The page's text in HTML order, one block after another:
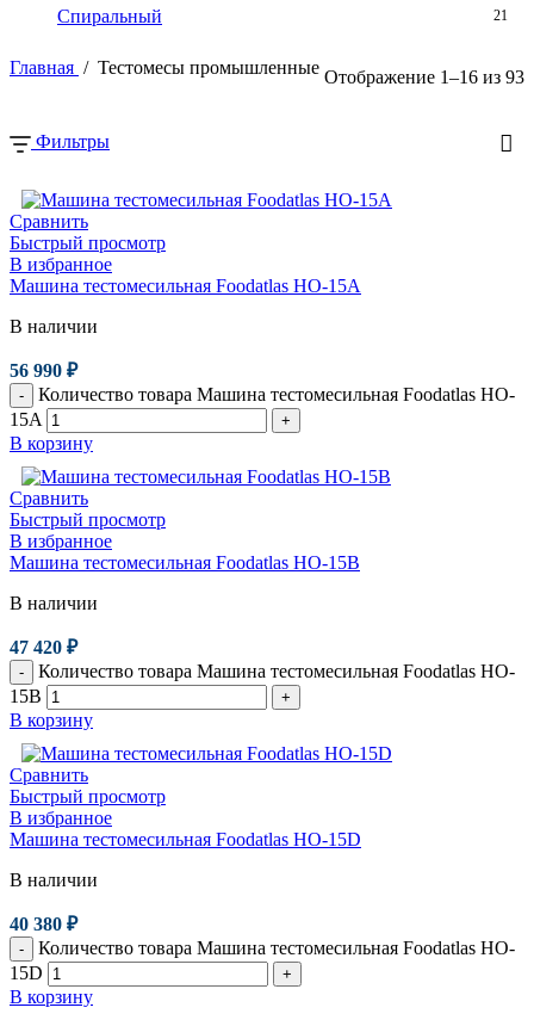
Спиральный 21
Главная / Тестомесы промышленные Отображение 1–16 из 93
Фильтры
Сравнить
Быстрый просмотр
В избранное
Машина тестомесильная Foodatlas HO-15A
В наличии
56 990 ₽
-
Количество товара Машина тестомесильная Foodatlas HO-
15A
+
В корзину
Сравнить
Быстрый просмотр
В избранное
Машина тестомесильная Foodatlas HO-15B
В наличии
47 420 ₽
-
Количество товара Машина тестомесильная Foodatlas HO-
15B
+
В корзину
Сравнить
Быстрый просмотр
В избранное
Машина тестомесильная Foodatlas HO-15D
В наличии
40 380 ₽
-
Количество товара Машина тестомесильная Foodatlas HO-
15D
+
В корзину